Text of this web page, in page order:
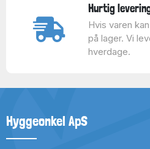
Hurtig
Hvis varen
på lager. Vi
hverdage.
Hyggeonkel ApS